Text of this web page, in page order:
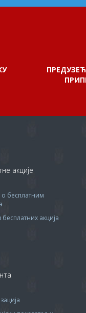
акције
о бесплатним
бесплатних акција